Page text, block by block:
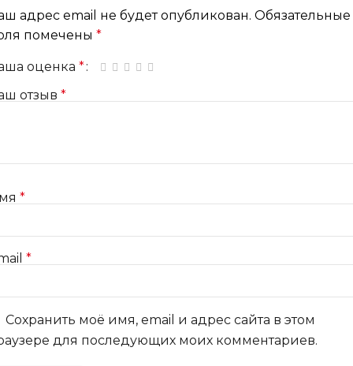
адрес email не будет опубликован. Обязательные
помечены *
оценка * 1 из 5 звёзд
2 из 5 звёзд
3 из 5 звёзд
4 из 5 звёзд
отзыв *
*
*
Сохранить моё имя, email и адрес сайта в этом
для последующих моих комментариев.